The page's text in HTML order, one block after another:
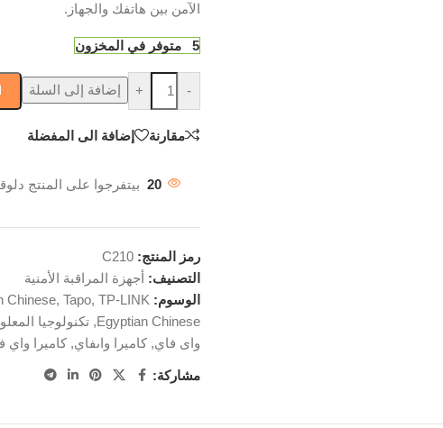
الآمن بين هاتفك والجهاز.
5 متوفر في المخزون
-
+ إضافة إلى السلة
مقارنة إضافة الى المفضلة
20 بيتفرجوا على المنتج
رمز المنتج: C210
التصنيف: أجهزة المراقبة الأمنية
الوسوم:
Chinese, Tapo, TP-LINK
Egyptian Chinese
, تكنولوجيا
واى فاي, كاميرا واىفاي, كاميرا واي
مشاركة: